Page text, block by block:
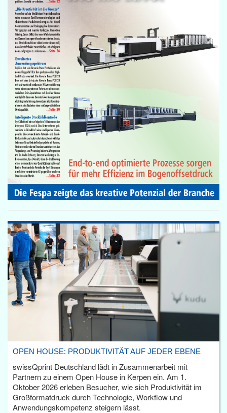
OPEN HOUSE: PRODUKTIVITÄT AUF JEDER EBENE
swissQprint Deutschland lädt in Zusammenarbeit mit
Partnern zu einem Open House in Kerpen ein. Am 1.
Oktober 2026 erleben Besucher, wie sich Produktivität im
Großformatdruck durch Technologie, Workflow und
Anwendungskompetenz steigern lässt.